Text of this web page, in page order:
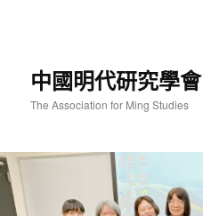
中國明代研究學會
The Association for Ming Studies